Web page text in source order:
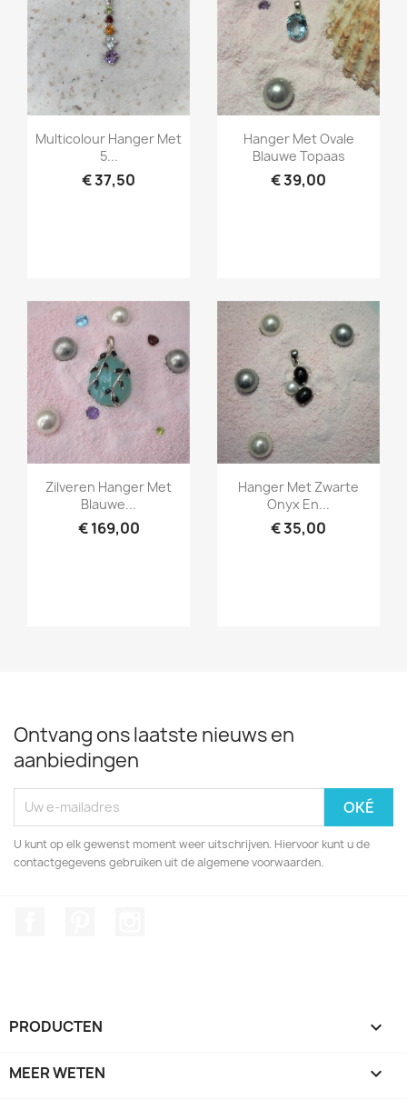
Snel bekijken
Multicolour Hanger Met
5...
€ 37,50
Snel bekijken
Hanger Met Ovale
Blauwe Topaas
€ 39,00
Snel bekijken
Zilveren Hanger Met
Blauwe...
€ 169,00
Snel bekijken
Hanger Met Zwarte
Onyx En...
€ 35,00
Ontvang ons laatste nieuws en
aanbiedingen
U kunt op elk gewenst moment weer uitschrijven. Hiervoor kunt u de
contactgegevens gebruiken uit de algemene voorwaarden.
PRODUCTEN 
MEER WETEN 